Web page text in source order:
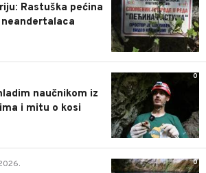
Rastuška pećina
0
naučnikom iz
i mitu o kosi
0